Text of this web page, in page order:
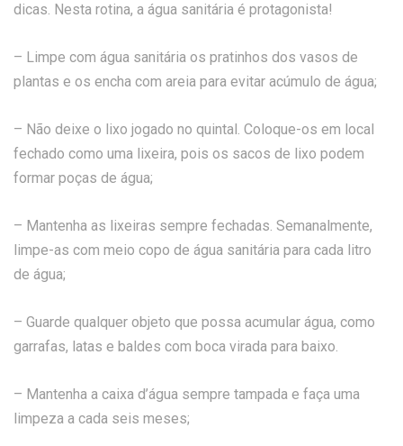
dicas. Nesta rotina, a água sanitária é protagonista!
– Limpe com água sanitária os pratinhos dos vasos de
plantas e os encha com areia para evitar acúmulo de água;
– Não deixe o lixo jogado no quintal. Coloque-os em local
fechado como uma lixeira, pois os sacos de lixo podem
formar poças de água;
– Mantenha as lixeiras sempre fechadas. Semanalmente,
limpe-as com meio copo de água sanitária para cada litro
de água;
– Guarde qualquer objeto que possa acumular água, como
garrafas, latas e baldes com boca virada para baixo.
– Mantenha a caixa d’água sempre tampada e faça uma
limpeza a cada seis meses;